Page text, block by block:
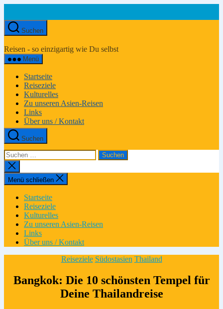
springen
Suchen
Reiseportal
Reisen - so einzigartig wie Du selbst
Menü
Startseite
Reiseziele
Kulturelles
Zu unseren Asien-Reisen
Links
Über uns / Kontakt
Suchen
Suchen
nach:
Suche
schließen
Menü schließen
Startseite
Reiseziele
Kulturelles
Zu unseren Asien-Reisen
Links
Über uns / Kontakt
Kategorien
Reiseziele Südostasien Thailand
Bangkok: Die 10 schönsten Tempel für
Deine Thailandreise